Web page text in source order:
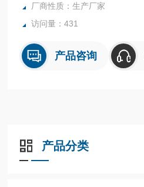
厂商性质：生产厂家
访问量：431
产品咨询
产品分类